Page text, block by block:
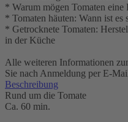
* Warum mögen Tomaten eine
* Tomaten häuten: Wann ist
* Getrocknete Tomaten:
in der Küche
Alle weiteren Informationen
Sie nach Anmeldung per E-
Beschreibung
Rund um die Tomate
Ca. 60 min.